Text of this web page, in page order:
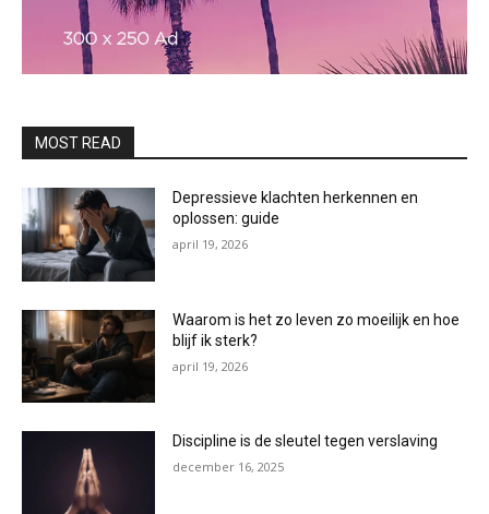
MOST READ
Depressieve klachten herkennen en
oplossen: guide
april 19, 2026
Waarom is het zo leven zo moeilijk en hoe
blijf ik sterk?
april 19, 2026
Discipline is de sleutel tegen verslaving
december 16, 2025